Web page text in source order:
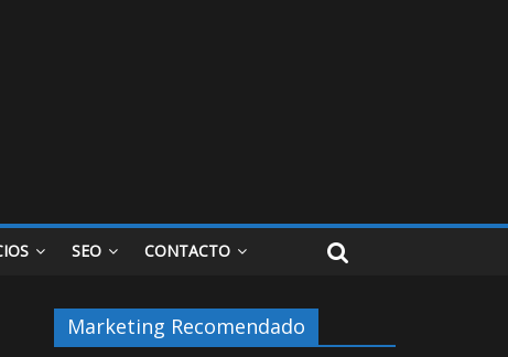
SEO CONTACTO
Marketing Recomendado